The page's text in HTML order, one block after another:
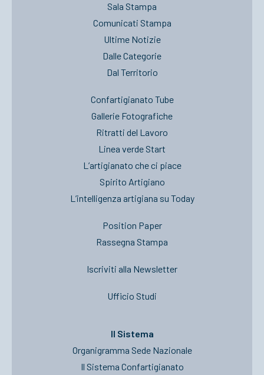
Sala Stampa
Comunicati Stampa
Ultime Notizie
Dalle Categorie
Dal Territorio
Confartigianato Tube
Gallerie Fotografiche
Ritratti del Lavoro
Linea verde Start
L’artigianato che ci piace
Spirito Artigiano
L’intelligenza artigiana su Today
Position Paper
Rassegna Stampa
Iscriviti alla Newsletter
Ufficio Studi
Il Sistema
Organigramma Sede Nazionale
Il Sistema Confartigianato